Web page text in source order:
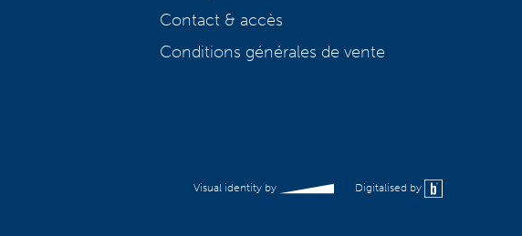
Contact & accès
Conditions générales de vente
Visual identity by Digitalised by